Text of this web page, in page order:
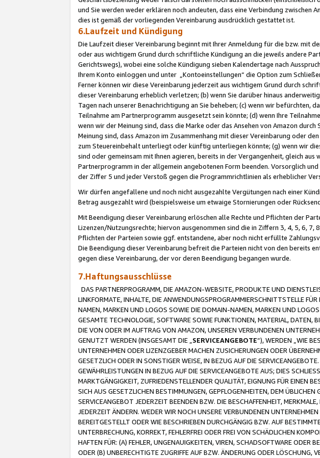
und Sie werden weder erklären noch andeuten, dass eine Verbindung zwischen
dies ist gemäß der vorliegenden Vereinbarung ausdrücklich gestattet ist.
6.Laufzeit und Kündigung
Die Laufzeit dieser Vereinbarung beginnt mit Ihrer Anmeldung für die bzw. mit
oder aus wichtigem Grund durch schriftliche Kündigung an die jeweils andere
Gerichtswegs), wobei eine solche Kündigung sieben Kalendertage nach
Ihrem Konto einloggen und unter „Kontoeinstellungen“ die Option zum
Ferner können wir diese Vereinbarung jederzeit aus wichtigem Grund durch
dieser Vereinbarung erheblich verletzen; (b) wenn Sie darüber hinaus
Tagen nach unserer Benachrichtigung an Sie beheben; (c) wenn wir
Teilnahme am Partnerprogramm ausgesetzt sein könnte; (d) wenn Ihre
wenn wir der Meinung sind, dass die Marke oder das Ansehen von Amazon
Meinung sind, dass Amazon im Zusammenhang mit dieser Vereinbarung oder
zum Steuereinbehalt unterliegt oder künftig unterliegen könnte; (g) wenn wir
sind oder gemeinsam mit Ihnen agieren, bereits in der Vergangenheit, gleich
Partnerprogramm in der allgemein angebotenen Form beenden. Vorsorglich
der Ziffer 5 und jeder Verstoß gegen die Programmrichtlinien als erheblicher
Wir dürfen angefallene und noch nicht ausgezahlte Vergütungen nach einer
Betrag ausgezahlt wird (beispielsweise um etwaige Stornierungen oder
Mit Beendigung dieser Vereinbarung erlöschen alle Rechte und Pflichten der
Lizenzen/Nutzungsrechte; hiervon ausgenommen sind die in Ziffern 3, 4, 5, 6,
Pflichten der Parteien sowie ggf. entstandene, aber noch nicht erfüllte
Die Beendigung dieser Vereinbarung befreit die Parteien nicht von den bereits
gegen diese Vereinbarung, der vor deren Beendigung begangen wurde.
7.Haftungsausschlüsse
DAS PARTNERPROGRAMM, DIE AMAZON-WEBSITE, PRODUKTE UND
LINKFORMATE, INHALTE, DIE ANWENDUNGSPROGRAMMIERSCHNITTSTELLE
NAMEN, MARKEN UND LOGOS SOWIE DIE DOMAIN-NAMEN, MARKEN UND
GESAMTE TECHNOLOGIE, SOFTWARE SOWIE FUNKTIONEN, MATERIAL, DATEN,
DIE VON ODER IM AUFTRAG VON AMAZON, UNSEREN VERBUNDENEN
GENUTZT WERDEN (INSGESAMT DIE „ SERVICEANGEBOTE“), WERDEN „WIE
UNTERNEHMEN ODER LIZENZGEBER MACHEN ZUSICHERUNGEN ODER
GESETZLICH ODER IN SONSTIGER WEISE, IN BEZUG AUF DIE
GEWÄHRLEISTUNGEN IN BEZUG AUF DIE SERVICEANGEBOTE AUS; DIES
MARKTGÄNGIGKEIT, ZUFRIEDENSTELLENDER QUALITÄT, EIGNUNG FÜR EINEN
SICH AUS GESETZLICHEN BESTIMMUNGEN, GEPFLOGENHEITEN, DEM
SERVICEANGEBOT JEDERZEIT BEENDEN BZW. DIE BESCHAFFENHEIT,
JEDERZEIT ÄNDERN. WEDER WIR NOCH UNSERE VERBUNDENEN
BEREITGESTELLT ODER WIE BESCHRIEBEN DURCHGÄNGIG BZW. AUF
UNTERBRECHUNG, KORREKT, FEHLERFREI ODER FREI VON SCHÄDLICHEN
HAFTEN FÜR: (A) FEHLER, UNGENAUIGKEITEN, VIREN, SCHADSOFTWARE ODER
ODER (B) UNBERECHTIGTE ZUGRIFFE AUF BZW. ÄNDERUNG ODER LÖSCHUNG,